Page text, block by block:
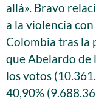
allá». Bravo
a la violencia
Colombia tras la
que Abelardo de
los votos
40,90%